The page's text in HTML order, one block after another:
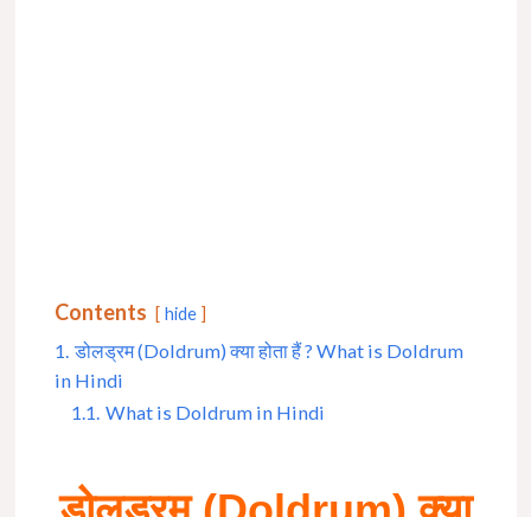
Contents hide
1. डोलड्रम (Doldrum) क्या होता हैं ? What is Doldrum
in Hindi
1.1. What is Doldrum in Hindi